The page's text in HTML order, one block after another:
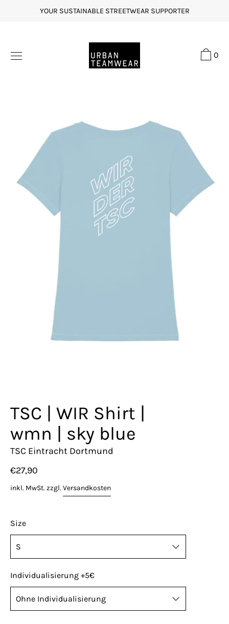
YOUR SUSTAINABLE STREETWEAR SUPPORTER
0
TSC | WIR Shirt |
wmn | sky blue
TSC Eintracht Dortmund
€27,90
inkl. MwSt. zzgl. Versandkosten
Size
Individualisierung +5€